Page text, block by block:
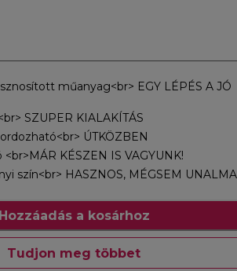
műanyag<br> EGY LÉPÉS A JÓ
SZUPER KIALAKÍTÁS
ÚTKÖZBEN
<br>MÁR KÉSZEN IS VAGYUNK!
szín<br> HASZNOS, MÉGSEM
Hozzáadás a kosárhoz
Tudjon meg többet